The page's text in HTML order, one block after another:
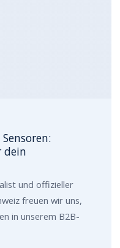
dein
und offizieller
freuen wir uns,
in unserem B2B-